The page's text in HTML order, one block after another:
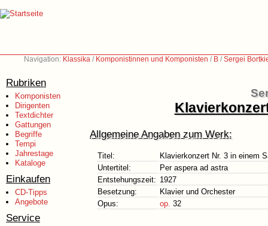
Navigation: Klassika / Komponistinnen und Komponisten / B /Sergei
Rubriken
Komponisten
Dirigenten
Textdichter
Gattungen
Begriffe
Tempi
Jahrestage
Kataloge
Einkaufen
CD-Tipps
Angebote
Service
Allgemeine Angaben zum Werk:
Titel:
Klavierkonzert Nr. 3 in einem
Untertitel:
Per aspera ad astra
Entstehungszeit: 1927
Besetzung:
Klavier und Orchester
Opus:
op. 32